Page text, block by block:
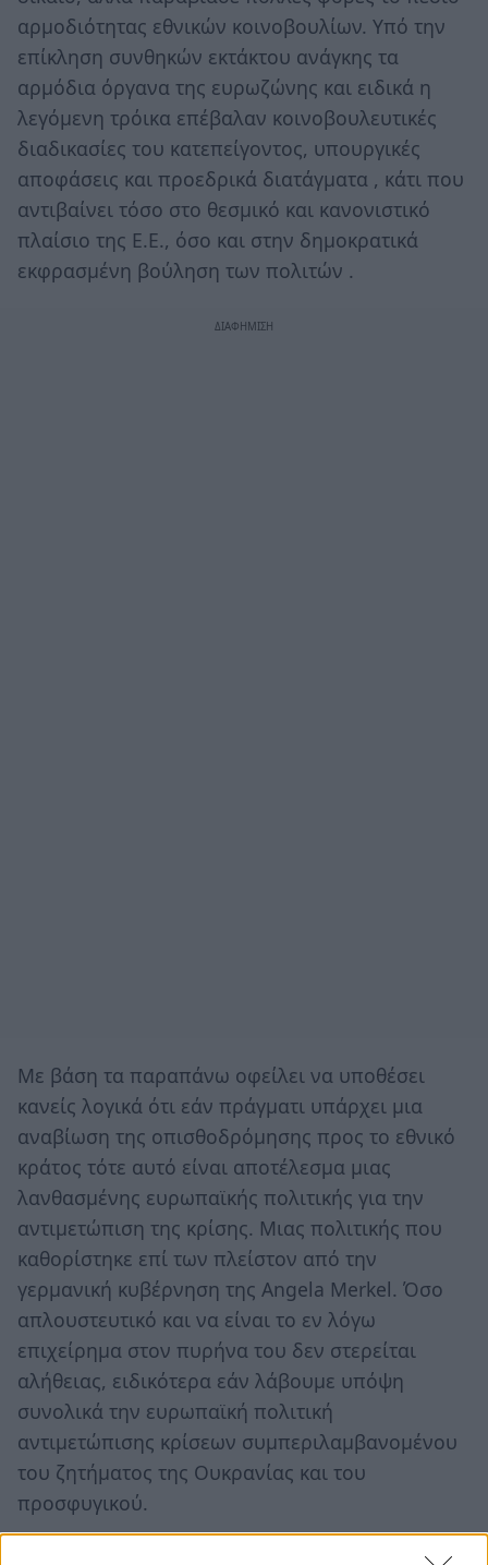
αρμοδιότητας εθνικών κοινοβουλίων. Υπό την
επίκληση συνθηκών εκτάκτου ανάγκης τα
αρμόδια όργανα της ευρωζώνης και ειδικά η
λεγόμενη τρόικα επέβαλαν κοινοβουλευτικές
διαδικασίες του κατεπείγοντος, υπουργικές
αποφάσεις και προεδρικά διατάγματα , κάτι που
αντιβαίνει τόσο στο θεσμικό και κανονιστικό
πλαίσιο της Ε.Ε., όσο και στην δημοκρατικά
εκφρασμένη βούληση των πολιτών .
Με βάση τα παραπάνω οφείλει να υποθέσει
κανείς λογικά ότι εάν πράγματι υπάρχει μια
αναβίωση της οπισθοδρόμησης προς το εθνικό
κράτος τότε αυτό είναι αποτέλεσμα μιας
λανθασμένης ευρωπαϊκής πολιτικής για την
αντιμετώπιση της κρίσης. Μιας πολιτικής που
καθορίστηκε επί των πλείστον από την
γερμανική κυβέρνηση της Angela Merkel. Όσο
απλουστευτικό και να είναι το εν λόγω
επιχείρημα στον πυρήνα του δεν στερείται
αλήθειας, ειδικότερα εάν λάβουμε υπόψη
συνολικά την ευρωπαϊκή πολιτική
αντιμετώπισης κρίσεων συμπεριλαμβανομένου
του ζητήματος της Ουκρανίας και του
προσφυγικού.